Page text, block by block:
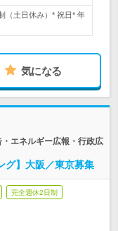
（土日休み）* 祝日* 年
気になる
エネルギー広報・行政広
グ】大阪／東京募集
完全週休2日制